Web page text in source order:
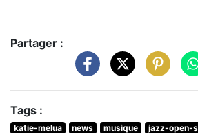
Partager :
Tags :
katie-melua news musique jazz-open-